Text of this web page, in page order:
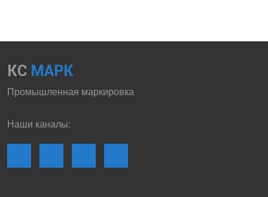
КС МАРК
Промышленная маркировка
Наши каналы: